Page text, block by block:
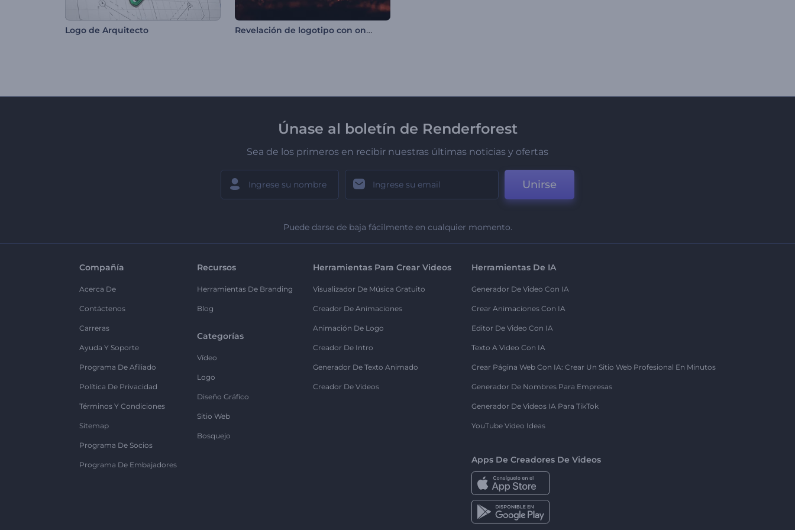
Logo de Arquitecto Revelación de logotipo con ondas de partículas
Únase al boletín de Renderforest
Sea de los primeros en recibir nuestras últimas noticias y ofertas
Unirse
Puede darse de baja fácilmente en cualquier momento.
Compañía
Acerca De
Contáctenos
Carreras
Ayuda Y Soporte
Programa De Afiliado
Política De Privacidad
Términos Y Condiciones
Sitemap
Programa De Socios
Programa De Embajadores
Recursos
Herramientas De Branding
Blog
Categorías
Vídeo
Logo
Diseño Gráfico
Sitio Web
Bosquejo
Herramientas Para Crear Videos
Visualizador De Música Gratuito
Creador De Animaciones
Animación De Logo
Creador De Intro
Generador De Texto Animado
Creador De Videos
Herramientas De IA
Generador De Video Con IA
Crear Animaciones Con IA
Editor De Video Con IA
Texto A Video Con IA
Crear Página Web Con IA: Crear Un Sitio Web Profesional En Minutos
Generador De Nombres Para Empresas
Generador De Videos IA Para TikTok
YouTube Video Ideas
Apps De Creadores De Videos